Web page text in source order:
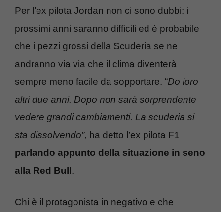
Per l’ex pilota Jordan non ci sono dubbi: i
prossimi anni saranno difficili ed è probabile
che i pezzi grossi della Scuderia se ne
andranno via via che il clima diventerà
sempre meno facile da sopportare. “Do loro
altri due anni. Dopo non sarà sorprendente
vedere grandi cambiamenti. La scuderia si
sta dissolvendo”, ha detto l’ex pilota F1
parlando appunto della situazione in seno
alla Red Bull.
Chi è il protagonista in negativo e che